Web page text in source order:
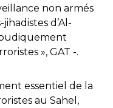
non armés
d’Al-
pudiquement
», GAT -.
essentiel de la
au Sahel,